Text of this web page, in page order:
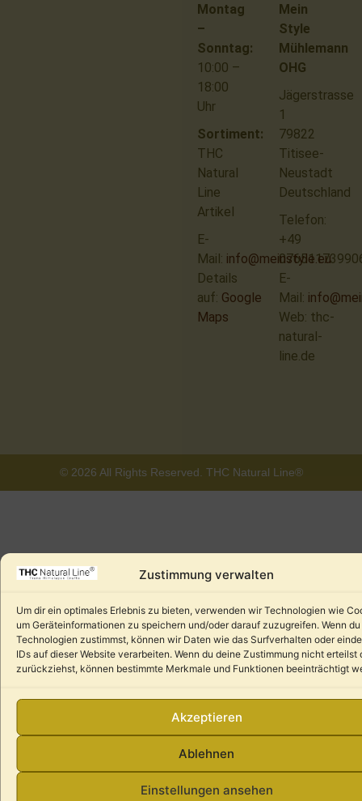
Zustimmung verwalten
Um dir ein optimales Erlebnis zu bieten, verwenden wir Technologien wie
um Geräteinformationen zu speichern und/oder darauf zuzugreifen. Wenn
Technologien zustimmst, können wir Daten wie das Surfverhalten oder
IDs auf dieser Website verarbeiten. Wenn du deine Zustimmung nicht erteilst
zurückziehst, können bestimmte Merkmale und Funktionen beeinträchtigt
Akzeptieren
Ablehnen
Einstellungen ansehen
Mein
Style
Mühlemann
OHG
Jägerstrasse
1
79822
Titisee-
Neustadt
Deutschland
Telefon:
+49
E-
Mail:
Web: thc-
natural-
line.de
Montag
–
Sonntag:
10:00 –
18:00
Uhr
Sortiment:
THC
Natural
Line
Artikel
E-
Mail: info@meinstyle.eu
Details
auf: Google
Maps
© 2026 All Rights Reserved. THC Natural Line®